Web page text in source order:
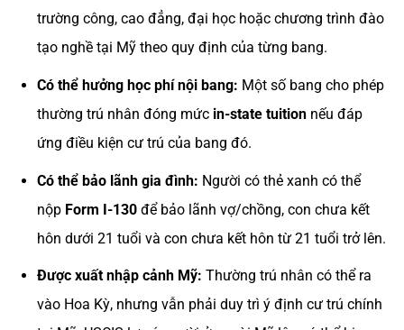
trường công, cao đẳng, đại học hoặc chương trình đào
tạo nghề tại Mỹ theo quy định của từng bang.
Có thể hưởng học phí nội bang: Một số bang cho phép
thường trú nhân đóng mức in-state tuitionnếu đáp
ứng điều kiện cư trú của bang đó.
Có thể bảo lãnh gia đình: Người có thẻ xanh có thể
nộp Form I-130để bảo lãnh vợ/chồng, con chưa kết
hôn dưới 21 tuổi và con chưa kết hôn từ 21 tuổi trở lên.
Được xuất nhập cảnh Mỹ: Thường trú nhân có thể ra
vào Hoa Kỳ, nhưng vẫn phải duy trì ý định cư trú chính